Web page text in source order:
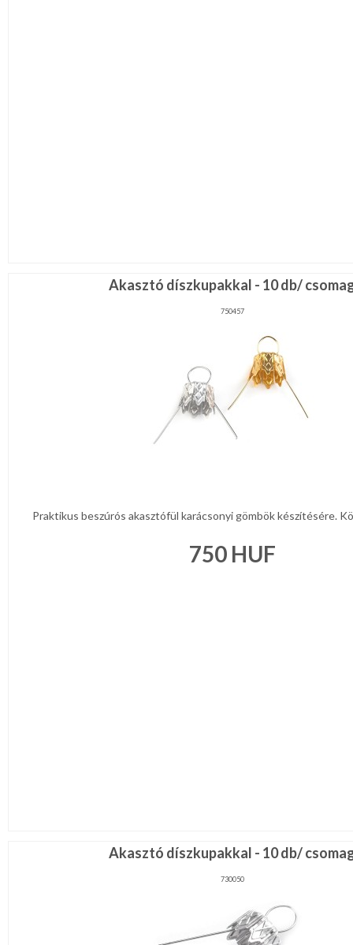
Akasztó díszkupakkal - 10 db/
750457
Praktikus beszúrós akasztófül karácsonyi gömbök készítésére.
750HUF
Akasztó díszkupakkal - 10 db/
730050